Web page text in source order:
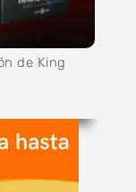
de King